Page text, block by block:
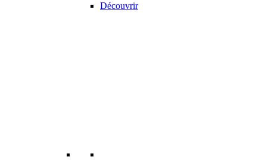
Découvrir